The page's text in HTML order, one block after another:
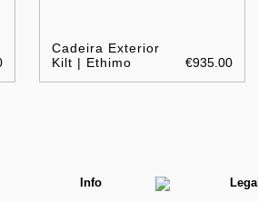
Cadeira Exterior
Kilt | Ethimo
€935.00
Info Legal